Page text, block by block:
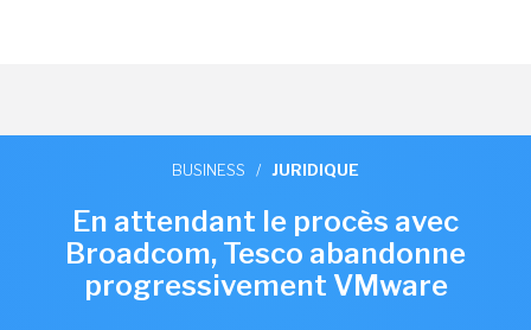
BUSINESS / JURIDIQUE
En attendant le procès avec
Broadcom, Tesco abandonne
progressivement VMware